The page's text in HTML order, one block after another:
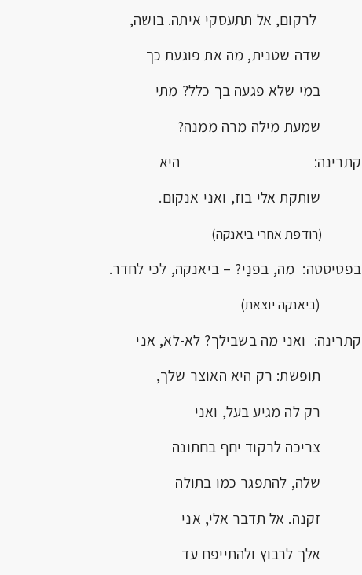
לרקום, אל תתעסקי איתה. בושה,
שדה שטנית, מה את פוגעת כך
במי שלא פגעה בך כלל? מתי
שמעת מילה מרה ממנה?
קתרינה: היא
שותקת אלי בוז, ואני אנקום.
(רודפת אחרי ביאנקה)
בפטיסטה: מה, בפנַי? – ביאנקה, לכי לחדר.
(ביאנקה יוצאת)
קתרינה: ואני מה בשבילך? לא-לא, אני
תופשת: רק היא האוצר שלך,
רק לה מגיע בעל, ואני
צריכה לרקוד יחף בחתונה
שלה, להתפגר כמו בתולה
זקנה. אל תדבר אלי, אני
אלך לרבוץ ולהתייפח עד